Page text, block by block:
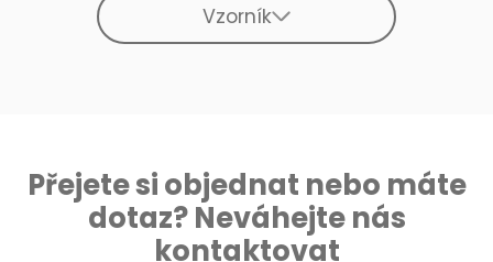
Vzorník
Přejete si objednat nebo máte
dotaz? Neváhejte nás
kontaktovat